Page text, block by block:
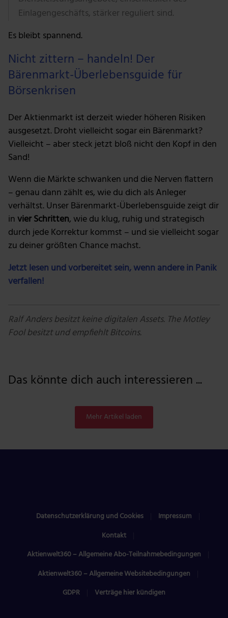
Einlagengeschäfts, stärker reguliert sind.
Es bleibt spannend.
Nicht zittern – handeln! Der
Bärenmarkt-Überlebensguide für
Börsenkrisen
Der Aktienmarkt ist derzeit wieder höheren Risiken
ausgesetzt. Droht vielleicht sogar ein Bärenmarkt?
Vielleicht – aber steck jetzt bloß nicht den Kopf in den
Sand!
Wenn die Märkte schwanken und die Nerven flattern
– genau dann zählt es, wie du dich als Anleger
verhältst. Unser Bärenmarkt-Überlebensguide zeigt dir
invier Schritten, wie du klug, ruhig und strategisch
durch jede Korrektur kommst – und sie vielleicht sogar
zu deiner größten Chance machst.
Jetzt lesen und vorbereitet sein, wenn andere in Panik
verfallen!
Ralf Anders besitzt keine digitalen Assets. The Motley
Fool besitzt und empfiehlt Bitcoins.
Das könnte dich auch interessieren ...
Mehr Artikel laden
Datenschutzerklärung und Cookies
Impressum
Kontakt
Aktienwelt360 – Allgemeine Abo-Teilnahmebedingungen
Aktienwelt360 – Allgemeine Websitebedingungen
GDPR
Verträge hier kündigen